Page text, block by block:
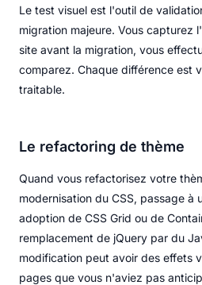
Le test visuel est l'outil de
migration majeure. Vous capturez
site avant la migration, vous
comparez. Chaque différence est
traitable.
Le refactoring de thème
Quand vous refactorisez votre
modernisation du CSS, passage à
adoption de CSS Grid ou de
remplacement de jQuery par du
modification peut avoir des effets
pages que vous n'aviez pas